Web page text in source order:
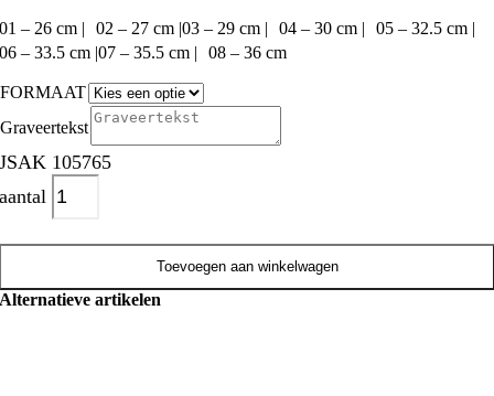
01 – 26 cm | 02 – 27 cm |03 – 29 cm | 04 – 30 cm | 05 – 32.5 cm |
06 – 33.5 cm |07 – 35.5 cm | 08 – 36 cm
FORMAAT
Graveertekst
JSAK 105765
aantal
Toevoegen aan winkelwagen
Alternatieve artikelen